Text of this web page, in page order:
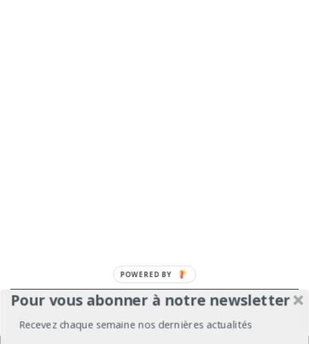
Pour vous abonner à notre newsletter
Recevez chaque semaine nos dernières actualités